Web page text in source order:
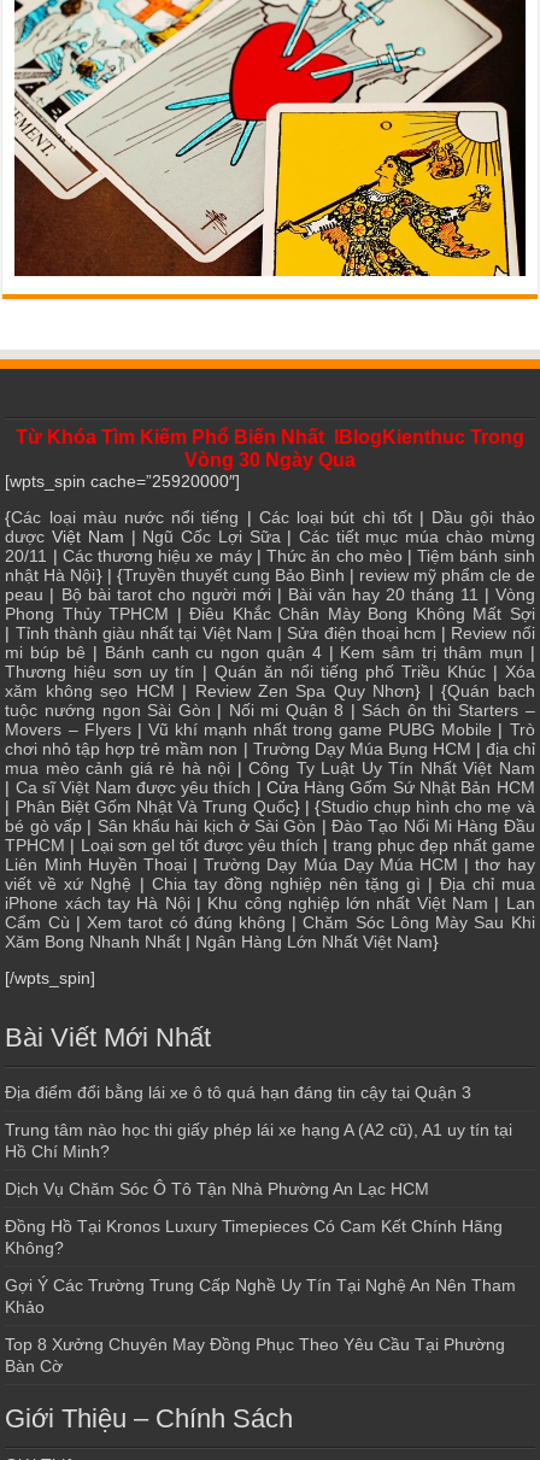
Từ Khóa Tìm Kiếm Phổ Biến Nhất IBlogKienthuc Trong
Vòng 30 Ngày Qua
[wpts_spin cache=”25920000″]
{Các loại màu nước nổi tiếng | Các loại bút chì tốt| Dầu gội thảo
dược Việt Nam | Ngũ Cốc Lợi Sữa| Các tiết mục múa chào mừng
20/11 | Các thương hiệu xe máy|Thức ăn cho mèo|Tiệm bánh sinh
nhật Hà Nội} | {Truyền thuyết cung Bảo Bình | review mỹ phẩm cle de
peau | Bộ bài tarot cho người mới| Bài văn hay 20 tháng 11 | Vòng
Phong Thủy TPHCM |Điêu Khắc Chân Mày Bong Không Mất Sợi
| Tỉnh thành giàu nhất tại Việt Nam | Sửa điện thoại hcm | Review nối
mi búp bê | Bánh canh cu ngon quận 4| Kem sâm trị thâm mụn |
Thương hiệu sơn uy tín | Quán ăn nổi tiếng phố Triều Khúc| Xóa
xăm không sẹo HCM | Review Zen Spa Quy Nhơn} | {Quán bạch
tuộc nướng ngon Sài Gòn | Nối mi Quận 8 | Sách ôn thi Starters –
Movers – Flyers| Vũ khí mạnh nhất trong game PUBG Mobile | Trò
chơi nhỏ tập hợp trẻ mầm non | Trường Dạy Múa Bụng HCM | địa chỉ
mua mèo cảnh giá rẻ hà nội |Công Ty Luật Uy Tín Nhất Việt Nam
| Ca sĩ Việt Nam được yêu thích | Cửa Hàng Gốm Sứ Nhật Bản HCM
| Phân Biệt Gốm Nhật Và Trung Quốc} | {Studio chụp hình cho mẹ và
bé gò vấp | Sân khấu hài kịch ở Sài Gòn |Đào Tạo Nối Mi Hàng Đầu
TPHCM | Loại sơn gel tốt được yêu thích | trang phục đẹp nhất game
Liên Minh Huyền Thoại|Trường Dạy Múa Dạy Múa HCM |thơ hay
viết về xứ Nghệ | Chia tay đồng nghiệp nên tặng gì | Địa chỉ mua
iPhone xách tay Hà Nội| Khu công nghiệp lớn nhất Việt Nam | Lan
Cẩm Cù |Xem tarot có đúng không |Chăm Sóc Lông Mày Sau Khi
Xăm Bong Nhanh Nhất | Ngân Hàng Lớn Nhất Việt Nam}
[/wpts_spin]
Bài Viết Mới Nhất
Địa điểm đổi bằng lái xe ô tô quá hạn đáng tin cậy tại Quận 3
Trung tâm nào học thi giấy phép lái xe hạng A (A2 cũ), A1 uy tín tại
Hồ Chí Minh?
Dịch Vụ Chăm Sóc Ô Tô Tận Nhà Phường An Lạc HCM
Đồng Hồ Tại Kronos Luxury Timepieces Có Cam Kết Chính Hãng
Không?
Gợi Ý Các Trường Trung Cấp Nghề Uy Tín Tại Nghệ An Nên Tham
Khảo
Top 8 Xưởng Chuyên May Đồng Phục Theo Yêu Cầu Tại Phường
Bàn Cờ
Giới Thiệu – Chính Sách